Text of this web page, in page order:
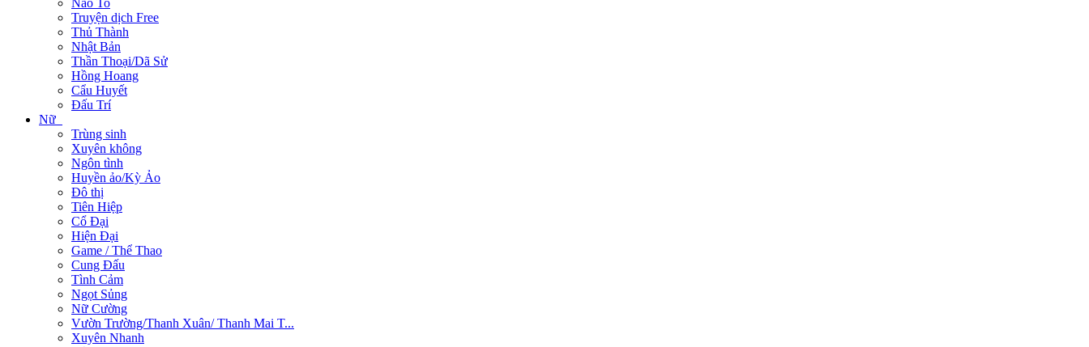
Não To
Truyện dịch Free
Thủ Thành
Nhật Bản
Thần Thoại/Dã Sử
Hồng Hoang
Cẩu Huyết
Đấu Trí
Nữ
Trùng sinh
Xuyên không
Ngôn tình
Huyền ảo/Kỳ Ảo
Đô thị
Tiên Hiệp
Cổ Đại
Hiện Đại
Game / Thể Thao
Cung Đấu
Tình Cảm
Ngọt Sủng
Nữ Cường
Vườn Trường/Thanh Xuân/ Thanh Mai T...
Xuyên Nhanh